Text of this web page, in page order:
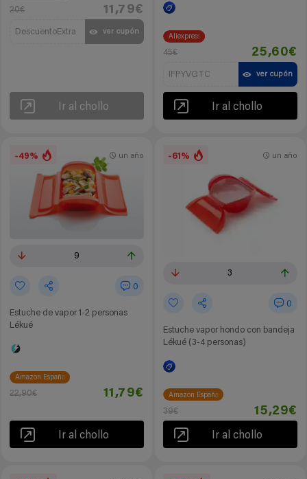
20€ 11,79€
DescuentoExtra ver cupón
Ir al chollo
Aliexpress
45€ 25,60€
IFPYVGTC ver cupón
Ir al chollo
-49%
9
0
Estuche de vapor 1-2 personas
Lékué
un año
Amazon España
22,90€ 11,79€
Ir al chollo
-61%
3
0
Estuche vapor hondo con bandeja
Lékué (3-4 personas)
un año
Amazon España
39€ 15,29€
Ir al chollo